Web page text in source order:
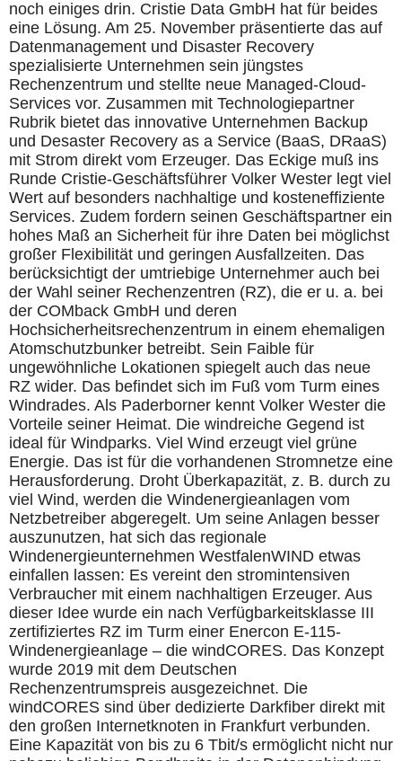
noch einiges drin. Cristie Data GmbH hat für beides
eine Lösung. Am 25. November präsentierte das auf
Datenmanagement und Disaster Recovery
spezialisierte Unternehmen sein jüngstes
Rechenzentrum und stellte neue Managed-Cloud-
Services vor. Zusammen mit Technologiepartner
Rubrik bietet das innovative Unternehmen Backup
und Desaster Recovery as a Service (BaaS, DRaaS)
mit Strom direkt vom Erzeuger. Das Eckige muß ins
Runde Cristie-Geschäftsführer Volker Wester legt viel
Wert auf besonders nachhaltige und kosteneffiziente
Services. Zudem fordern seinen Geschäftspartner ein
hohes Maß an Sicherheit für ihre Daten bei möglichst
großer Flexibilität und geringen Ausfallzeiten. Das
berücksichtigt der umtriebige Unternehmer auch bei
der Wahl seiner Rechenzentren (RZ), die er u. a. bei
der COMback GmbH und deren
Hochsicherheitsrechenzentrum in einem ehemaligen
Atomschutzbunker betreibt. Sein Faible für
ungewöhnliche Lokationen spiegelt auch das neue
RZ wider. Das befindet sich im Fuß vom Turm eines
Windrades. Als Paderborner kennt Volker Wester die
Vorteile seiner Heimat. Die windreiche Gegend ist
ideal für Windparks. Viel Wind erzeugt viel grüne
Energie. Das ist für die vorhandenen Stromnetze eine
Herausforderung. Droht Überkapazität, z. B. durch zu
viel Wind, werden die Windenergieanlagen vom
Netzbetreiber abgeregelt. Um seine Anlagen besser
auszunutzen, hat sich das regionale
Windenergieunternehmen WestfalenWIND etwas
einfallen lassen: Es vereint den stromintensiven
Verbraucher mit einem nachhaltigen Erzeuger. Aus
dieser Idee wurde ein nach Verfügbarkeitsklasse III
zertifiziertes RZ im Turm einer Enercon E-115-
Windenergieanlage – die windCORES. Das Konzept
wurde 2019 mit dem Deutschen
Rechenzentrumspreis ausgezeichnet. Die
windCORES sind über dedizierte Darkfiber direkt mit
den großen Internetknoten in Frankfurt verbunden.
Eine Kapazität von bis zu 6 Tbit/s ermöglicht nicht nur